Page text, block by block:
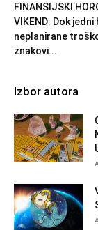
FINANSIJSKI
VIKEND: Dok jedni
neplanirane
znakovi...
Izbor autora